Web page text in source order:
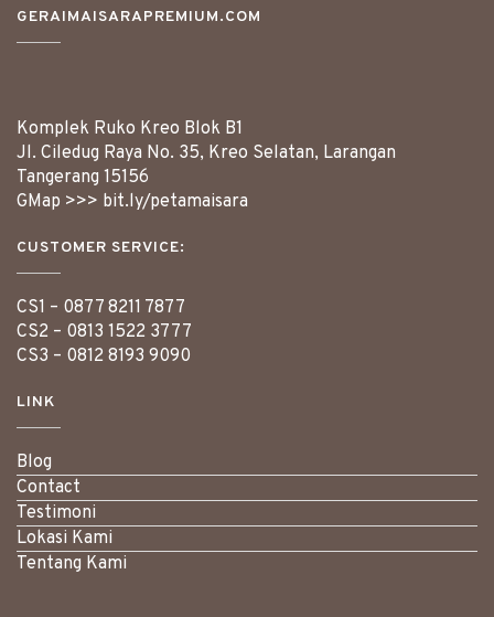
GERAIMAISARAPREMIUM.COM
Komplek Ruko Kreo Blok B1
Jl. Ciledug Raya No. 35, Kreo Selatan, Larangan
Tangerang 15156
GMap >>> bit.ly/petamaisara
CUSTOMER SERVICE:
CS1 – 0877 8211 7877
CS2 – 0813 1522 3777
CS3 – 0812 8193 9090
LINK
Blog
Contact
Testimoni
Lokasi Kami
Tentang Kami